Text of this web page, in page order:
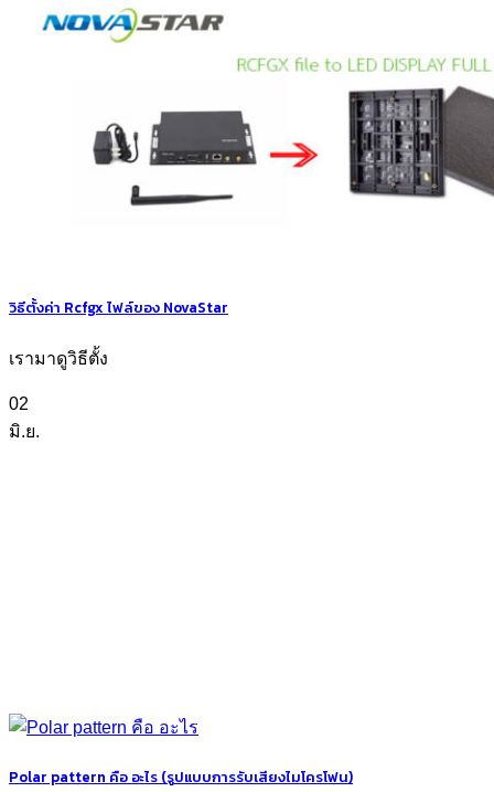
วิธีตั้งค่า Rcfgx ไฟล์ของ NovaStar
เรามาดูวิธีตั้ง
02
มิ.ย.
Polar pattern คือ อะไร (รูปแบบการรับเสียงไมโครโฟน)